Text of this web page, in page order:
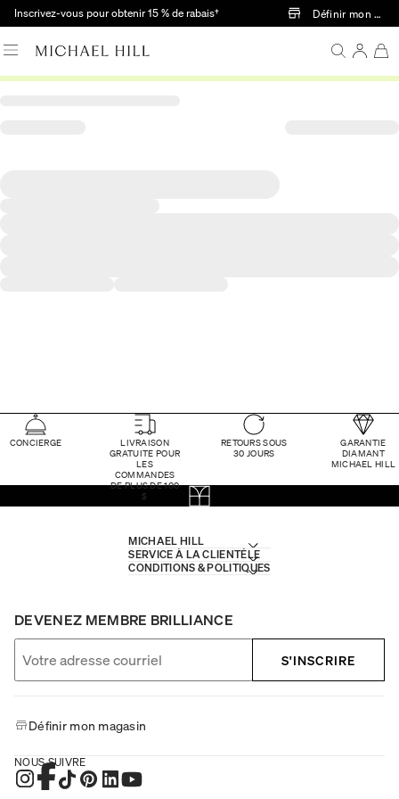
Passer au contenu principal
Inscrivez-vous pour obtenir 15 % de rabais† Définir mon
CONCIERGE
LIVRAISON
GRATUITE POUR
LES
COMMANDES
DE PLUS DE 100
$
RETOURS SOUS
30 JOURS
GARANTIE
DIAMANT
MICHAEL HILL
MICHAEL HILL
SERVICE À LA CLIENTÈLE
CONDITIONS & POLITIQUES
DEVENEZ MEMBRE BRILLIANCE
S'INSCRIRE
Définir mon magasin
NOUS SUIVRE